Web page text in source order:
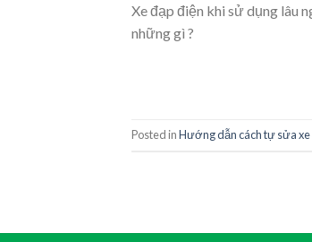
Xe đạp điện khi sử dụng lâu
những gì ?
Posted inHướng dẫn cách tự sửa xe